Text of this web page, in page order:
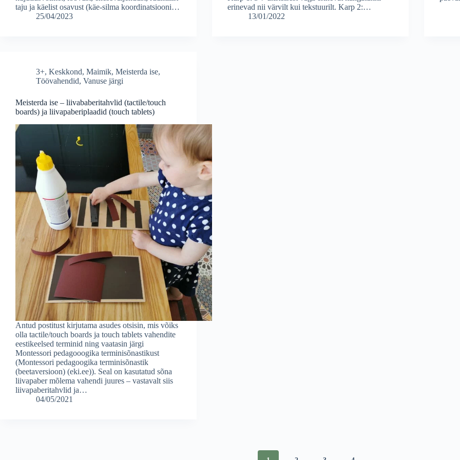
taju ja käelist osavust (käe-silma koordinatsiooni…
25/04/2023
erinevad nii värvilt kui tekstuurilt. Karp 2:…
13/01/2022
3+, Keskkond, Maimik, Meisterda ise,
Töövahendid, Vanuse järgi
Meisterda ise – liivababeritahvlid (tactile/touch
boards) ja liivapaberiplaadid (touch tablets)
Antud postitust kirjutama asudes otsisin, mis võiks
olla tactile/touch boards ja touch tablets vahendite
eestikeelsed terminid ning vaatasin järgi
Montessori pedagooogika terminisõnastikust
(Montessori pedagoogika terminisõnastik
(beetaversioon) (eki.ee)). Seal on kasutatud sõna
liivapaber mõlema vahendi juures – vastavalt siis
liivapaberitahvlid ja…
04/05/2021